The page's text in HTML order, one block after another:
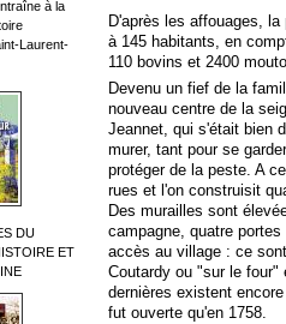
à la
Laurent-
DU
ET
D'après les affouages,
à 145 habitants, en
110 bovins et 2400
Devenu un fief de la
nouveau centre de la
Jeannet, qui s'était bien
murer, tant pour se
protéger de la peste. A
rues et l'on construisit
Des murailles sont
campagne, quatre
accès au village : ce
Coutardy ou "sur le four"
dernières existent
fut ouverte qu'en 1758.